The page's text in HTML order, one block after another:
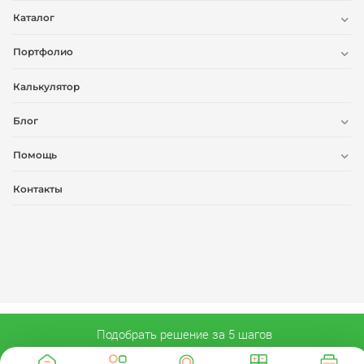
Каталог
Портфолио
Контакты
Калькулятор
Блог
Помощь
Подобрать решение за 5 шагов